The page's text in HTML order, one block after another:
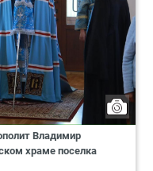
Владимир
храме поселка